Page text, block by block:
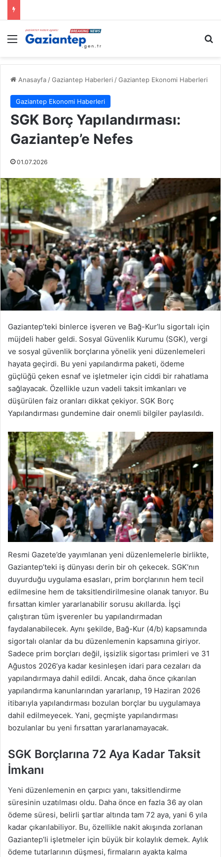
Menü
Anasayfa /Gaziantep Haberleri /Gaziantep Ekonomi Haberleri
Gaziantep Ekonomi Haberleri
SGK Borç Yapılandırması:
Gaziantep’e Nefes
01.07.2026
Gaziantep’teki binlerce işveren ve Bağ-Kur’lu sigortalı için
müjdeli haber geldi. Sosyal Güvenlik Kurumu (SGK), vergi
ve sosyal güvenlik borçlarına yönelik yeni düzenlemeleri
hayata geçirdi. Bu yeni yapılandırma paketi, ödeme
güçlüğü çeken esnaf ve işletmeler için ciddi bir rahatlama
sağlayacak. Özellikle uzun vadeli taksit imkanları ve
düşürülen faiz oranları dikkat çekiyor. SGK Borç
Yapılandırması gundemine dair onemli bilgiler paylasıldı.
Resmi Gazete’de yayımlanan yeni düzenlemelerle birlikte,
Gaziantep’teki iş dünyası derin bir oh çekecek. SGK’nın
duyurduğu uygulama esasları, prim borçlarının hem tecil
edilmesine hem de taksitlendirilmesine olanak tanıyor. Bu
fırsattan kimler yararlanabilir sorusu akıllarda. İşçi
çalıştıran tüm işverenler bu yapılandırmadan
faydalanabilecek. Aynı şekilde, Bağ-Kur (4/b) kapsamında
sigortalı olanlar da bu düzenlemenin kapsamına giriyor.
Sadece prim borçları değil, işsizlik sigortası primleri ve 31
Ağustos 2026’ya kadar kesinleşen idari para cezaları da
yapılandırmaya dahil edildi. Ancak, daha önce çıkarılan
yapılandırma kanunlarından yararlanıp, 19 Haziran 2026
itibarıyla yapılandırması bozulan borçlar bu uygulamaya
dahil edilmeyecek. Yani, geçmişte yapılandırması
bozulanlar bu yeni fırsattan yararlanamayacak.
SGK Borçlarına 72 Aya Kadar Taksit
İmkanı
Yeni düzenlemenin en çarpıcı yanı, taksitlendirme
süresinin uzatılması oldu. Daha önce en fazla 36 ay olan
ödeme süresi, belirli şartlar altında tam 72 aya, yani 6 yıla
kadar çıkarılabiliyor. Bu, özellikle nakit akışında zorlanan
Gaziantep’li işletmeler için büyük bir kolaylık demek. Aylık
ödeme tutarlarının düşmesi, firmaların ayakta kalma